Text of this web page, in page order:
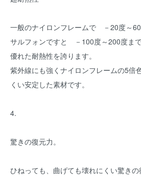
一般のナイロンフレームで －20度～
サルフォンですと －100度～200度まで
優れた耐熱性を誇ります。
紫外線にも強くナイロンフレームの5倍
くい安定した素材です。
4.
驚きの復元力。
ひねっても、曲げても壊れにくい驚きの